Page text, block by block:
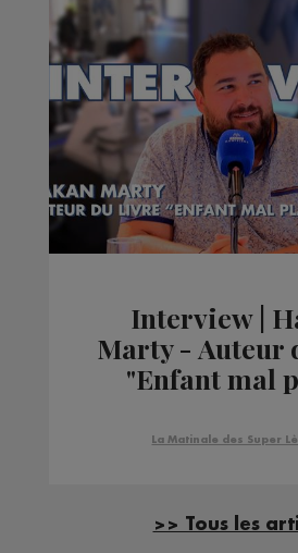
Interview |
Marty - Auteur
"Enfant mal
La Matinale des Super
>> Tous les